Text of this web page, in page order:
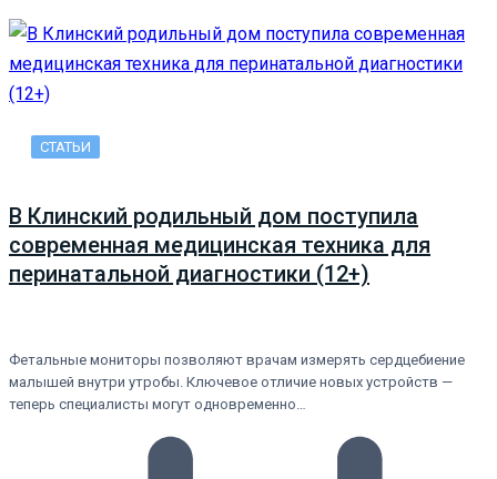
СТАТЬИ
В Клинский родильный дом поступила
современная медицинская техника для
перинатальной диагностики (12+)
Фетальные мониторы позволяют врачам измерять сердцебиение
малышей внутри утробы. Ключевое отличие новых устройств —
теперь специалисты могут одновременно…